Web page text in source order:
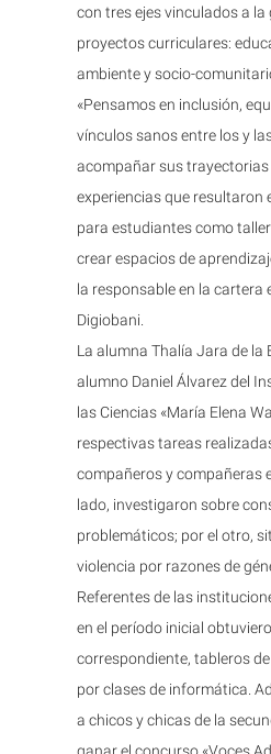
con tres ejes vinculados a la
proyectos curriculares:
ambiente y socio-
«Pensamos en inclusión,
vínculos sanos entre los y
acompañar sus
experiencias que resultaron
para estudiantes como
crear espacios de
la responsable en la cartera
Digiobani.
La alumna Thalía Jara de la
alumno Daniel Álvarez del
las Ciencias «María Elena
respectivas tareas
compañeros y compañeras
lado, investigaron sobre
problemáticos; por el otro,
violencia por razones de
Referentes de las
en el período inicial
correspondiente, tableros
por clases de informática.
a chicos y chicas de la
ganar el concurso «Voces